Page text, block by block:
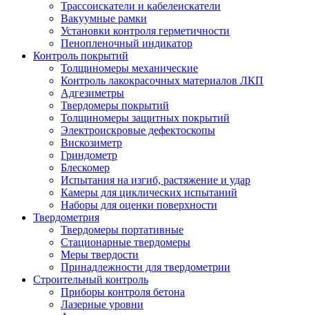
Трассоискатели и кабелеискатели
Вакуумные рамки
Установки контроля герметичности
Пенопленочный индикатор
Контроль покрытий
Толщиномеры механические
Контроль лакокрасочных материалов ЛКП
Адгезиметры
Твердомеры покрытий
Толщиномеры защитных покрытий
Электроискровые дефектоскопы
Вискозиметр
Гриндометр
Блескомер
Испытания на изгиб, растяжение и удар
Камеры для циклических испытаний
Наборы для оценки поверхности
Твердометрия
Твердомеры портативные
Стационарные твердомеры
Меры твердости
Принадлежности для твердометрии
Строительный контроль
Приборы контроля бетона
Лазерные уровни